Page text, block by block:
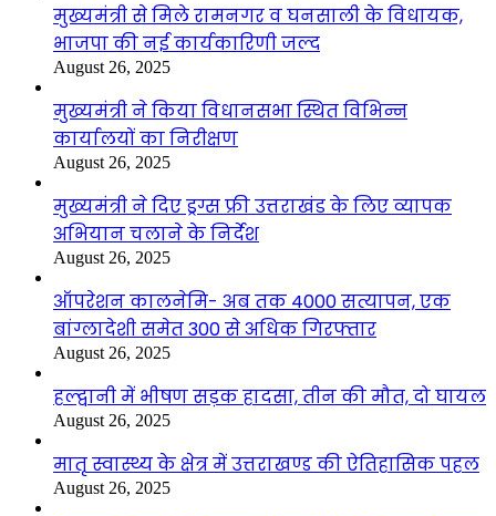
मुख्यमंत्री से मिले रामनगर व घनसाली के विधायक,
भाजपा की नई कार्यकारिणी जल्द
August 26, 2025
मुख्यमंत्री ने किया विधानसभा स्थित विभिन्न
कार्यालयों का निरीक्षण
August 26, 2025
मुख्यमंत्री ने दिए ड्रग्स फ्री उत्तराखंड के लिए व्यापक
अभियान चलाने के निर्देश
August 26, 2025
ऑपरेशन कालनेमि- अब तक 4000 सत्यापन, एक
बांग्लादेशी समेत 300 से अधिक गिरफ्तार
August 26, 2025
हल्द्वानी में भीषण सड़क हादसा, तीन की मौत, दो घायल
August 26, 2025
मातृ स्वास्थ्य के क्षेत्र में उत्तराखण्ड की ऐतिहासिक पहल
August 26, 2025